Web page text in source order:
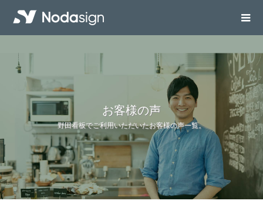
お客様の声
野田看板でご利用いただいたお客様の声一覧。